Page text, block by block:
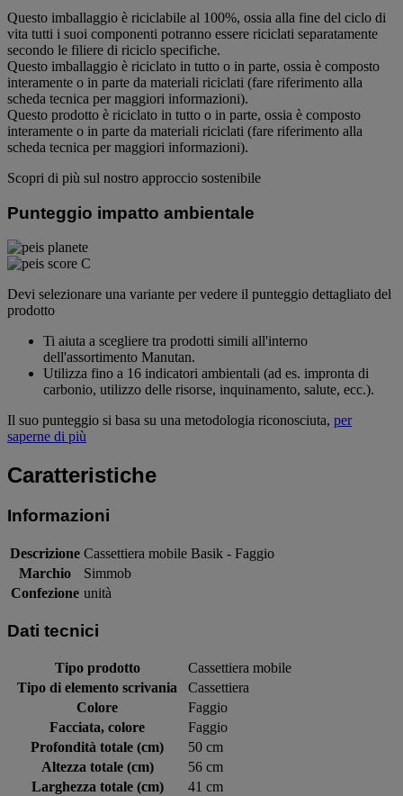
Questo imballaggio è riciclabile al 100%, ossia alla fine del ciclo di
vita tutti i suoi componenti potranno essere riciclati separatamente
secondo le filiere di riciclo specifiche.
Questo imballaggio è riciclato in tutto o in parte, ossia è composto
interamente o in parte da materiali riciclati (fare riferimento alla
scheda tecnica per maggiori informazioni).
Questo prodotto è riciclato in tutto o in parte, ossia è composto
interamente o in parte da materiali riciclati (fare riferimento alla
scheda tecnica per maggiori informazioni).
Scopri di più sul nostro approccio sostenibile
Punteggio impatto ambientale
Devi selezionare una variante per vedere il punteggio dettagliato del
prodotto
Ti aiuta a scegliere tra prodotti simili all'interno
dell'assortimento Manutan.
Utilizza fino a 16 indicatori ambientali (ad es. impronta di
carbonio, utilizzo delle risorse, inquinamento, salute, ecc.).
Il suo punteggio si basa su una metodologia riconosciuta, per
saperne di più
Caratteristiche
Informazioni
Descrizione Cassettiera mobile Basik - Faggio
Marchio
Simmob
Confezione unità
Dati tecnici
Tipo prodotto
Cassettiera mobile
Tipo di elemento scrivania
Cassettiera
Colore
Faggio
Facciata, colore
Faggio
Profondità totale (cm)
50 cm
Altezza totale (cm)
56 cm
Larghezza totale (cm)
41 cm